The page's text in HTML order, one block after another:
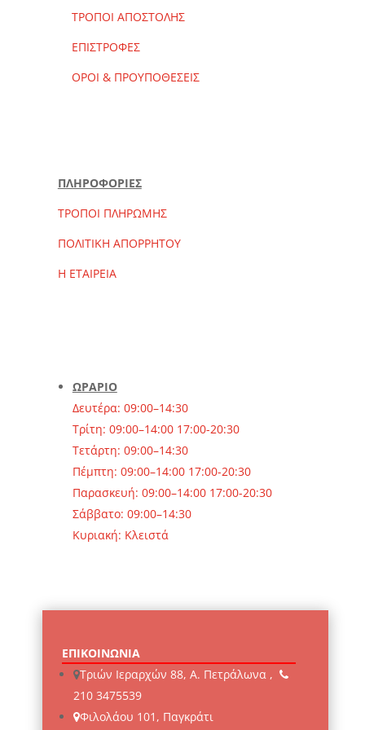
ΤΡΟΠΟΙ ΑΠΟΣΤΟΛΗΣ
ΕΠΙΣΤΡΟΦΕΣ
ΟΡΟΙ & ΠΡΟΥΠΟΘΕΣΕΙΣ
ΠΛΗΡΟΦΟΡΙΕΣ
ΤΡΟΠΟΙ ΠΛΗΡΩΜΗΣ
ΠΟΛΙΤΙΚΗ ΑΠΟΡΡΗΤΟΥ
Η ΕΤΑΙΡΕΙΑ
ΩΡΑΡΙΟ
Δευτέρα: 09:00–14:30
Τρίτη: 09:00–14:00 17:00-20:30
Τετάρτη: 09:00–14:30
Πέμπτη: 09:00–14:00 17:00-20:30
Παρασκευή: 09:00–14:00 17:00-20:30
Σάββατο: 09:00–14:30
Κυριακή: Κλειστά
ΕΠΙΚΟΙΝΩΝΙΑ
Τριών Ιεραρχών 88, Α. Πετράλωνα ,
210 3475539
Φιλολάου 101, Παγκράτι